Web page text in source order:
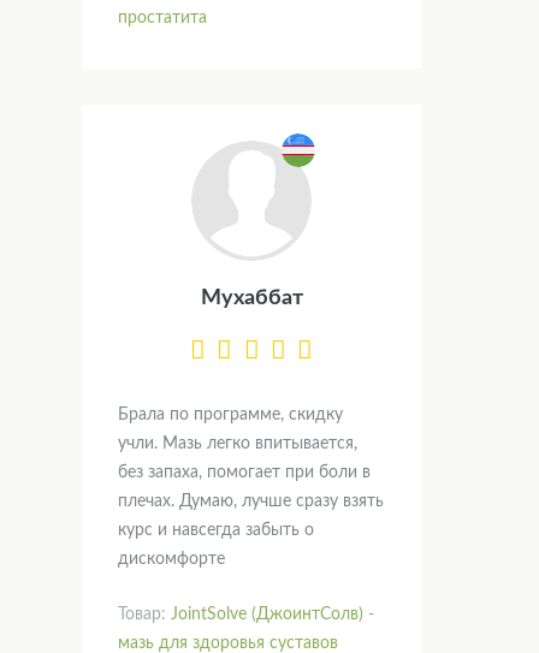
простатита
Мухаббат
Брала по программе, скидку
учли. Мазь легко впитывается,
без запаха, помогает при боли в
плечах. Думаю, лучше сразу взять
курс и навсегда забыть о
дискомфорте
Товар: JointSolve (ДжоинтСолв) -
мазь для здоровья суставов